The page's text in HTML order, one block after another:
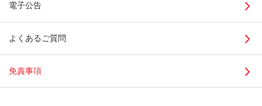
電子公告
よくあるご質問
免責事項